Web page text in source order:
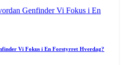
Vi Fokus i En Forstyrret Hverdag?